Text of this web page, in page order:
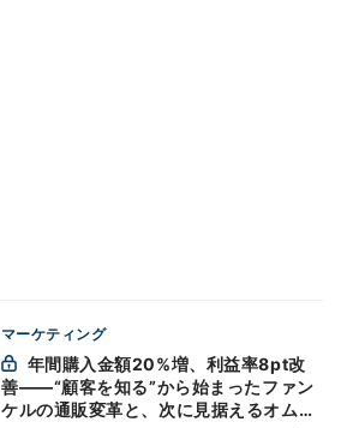
マーケティング
善——“顧客を知る”から始まったファン
ケルの通販変革と、次に見据えるオムニ